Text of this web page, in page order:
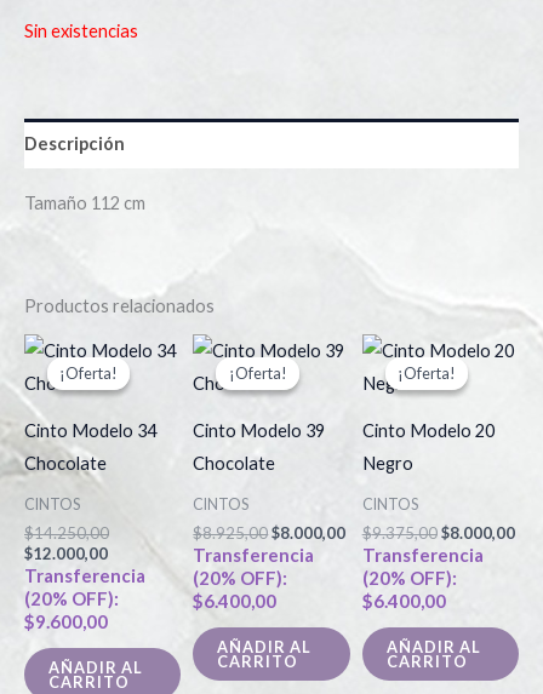
Sin existencias
Descripción
Tamaño 112 cm
Productos relacionados
¡Oferta!
¡Oferta!
Cinto Modelo 34
Chocolate
CINTOS
$14.250,00
El
precio
original
$14.250,00.
$12.000,00
El
precio
actual
$12.000,00.
Transferencia
(20% OFF):
$9.600,00
AÑADIR AL
CARRITO
¡Oferta!
¡Oferta!
Cinto Modelo 39
Chocolate
CINTOS
$8.925,00
El
precio
original
$8.925,00.
$8.000,00
precio
actual
$8.000,00.
Transferencia
(20% OFF):
$6.400,00
AÑADIR AL
CARRITO
¡Oferta!
¡Oferta!
Cinto Modelo 20
Negro
CINTOS
$9.375,00
El
precio
original
$9.375,00.
$8.000,00
El
Transferencia
(20% OFF):
$6.400,00
AÑADIR AL
CARRITO